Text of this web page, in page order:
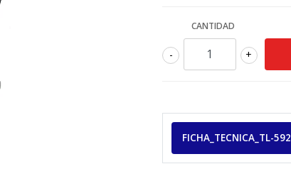
CANTIDAD
+
-
FICHA_TECNICA_TL-